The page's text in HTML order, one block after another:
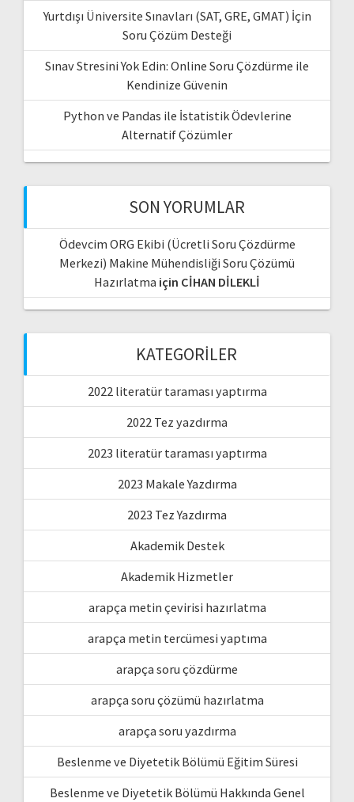
Yurtdışı Üniversite Sınavları (SAT, GRE, GMAT) İçin
Soru Çözüm Desteği
Sınav Stresini Yok Edin: Online Soru Çözdürme ile
Kendinize Güvenin
Python ve Pandas ile İstatistik Ödevlerine
Alternatif Çözümler
SON YORUMLAR
Ödevcim ORG Ekibi (Ücretli Soru Çözdürme
Merkezi) Makine Mühendisliği Soru Çözümü
Hazırlatma için CİHAN DİLEKLİ
KATEGORILER
2022 literatür taraması yaptırma
2022 Tez yazdırma
2023 literatür taraması yaptırma
2023 Makale Yazdırma
2023 Tez Yazdırma
Akademik Destek
Akademik Hizmetler
arapça metin çevirisi hazırlatma
arapça metin tercümesi yaptıma
arapça soru çözdürme
arapça soru çözümü hazırlatma
arapça soru yazdırma
Beslenme ve Diyetetik Bölümü Eğitim Süresi
Beslenme ve Diyetetik Bölümü Hakkında Genel